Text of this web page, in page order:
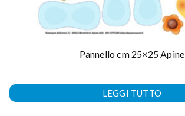
Pannello cm 25×25 Apine
LEGGI TUTTO